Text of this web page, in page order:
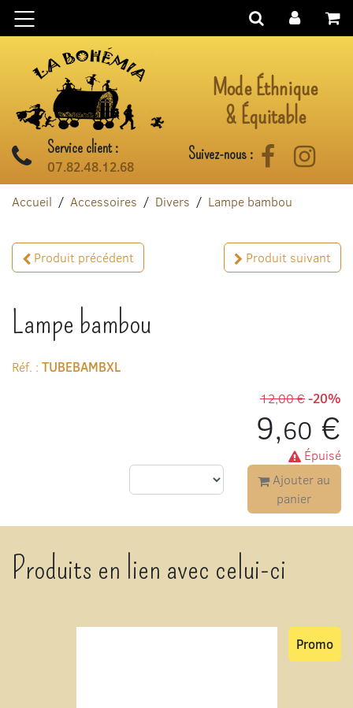
Aller au contenu
Mode Éthnique
& Équitable
Service client :
07.82.48.12.68
Suivez-nous : Facebook
Accueil Accessoires Divers Lampe bambou
Produit précédent Produit suivant
Lampe bambou
Réf. : TUBEBAMBXL
12,00 €-20%
9,60 €
Épuisé
Ajouter au
panier
Produits en lien avec celui-ci
Promo